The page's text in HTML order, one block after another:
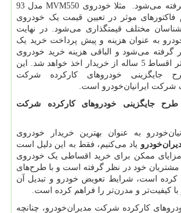
می‌شود. مثلا خودروی MVM550
مدل 93
فاکتورهای موثر در تعیین قیمت یک خودروی
مختلف قیمتگذاری می‌شود. در نهایت
به عنوان هزینه و پیش پرداخت خرید یک
می‌شود و الباقی هزینه خرید خودروی
صفر به صورت حداکثر اقساط 5 ساله از خریدار اخذ خواهد شد. این
جایگزینی خودروهای کارکرده شرکت
شرکت ایرانیان‌خودرو است.
طرح جایگزینی خودروهای کارکرده شرکت
به عنوان بهترین خریدار خودروی
یاد می‌کنیم، فقط به این دلیل است
ممکن برای خرید اقساطی یک خودروی
مشتریان خود در نظر گرفته است و با طرح‌های
کرده است، شرایط تعویض خودرو و تبدیل آن
کیفیت‌تر و مدرن‌تر را فراهم کرده است.
کارکرده شرکت مدیران‌خودرو، چنانچه